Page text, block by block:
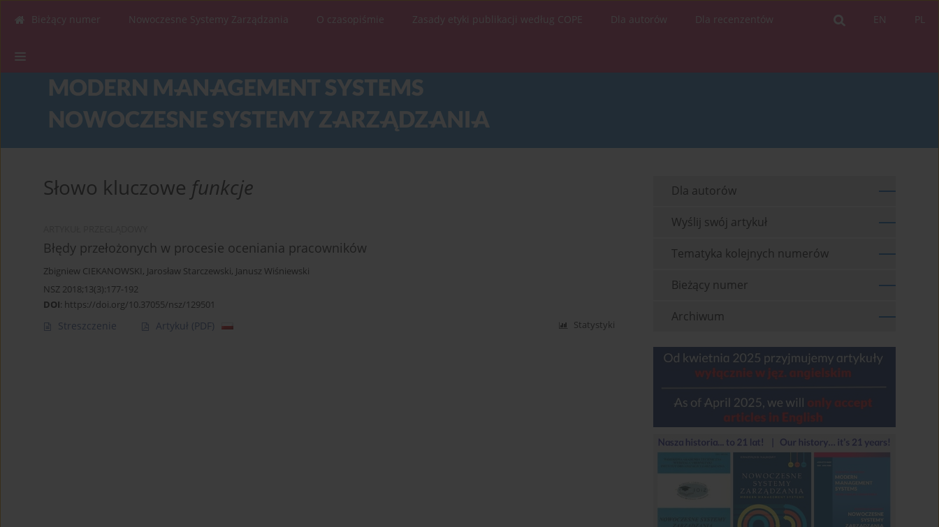
PL
EN
Bieżący numer Nowoczesne Systemy Zarządzania O czasopiśmie Zasady etyki publikacji według COPE Dla autorów Dla recenzentów
Słowo kluczowe funkcje
Błędy przełożonych w procesie oceniania pracowników
Zbigniew CIEKANOWSKI, Jarosław Starczewski, Janusz Wiśniewski
NSZ 2018;13(3):177-192
DOI: https://doi.org/10.37055/nsz/129501
Streszczenie Artykuł (PDF) Statystyki
Dla autorów
Wyślij swój artykuł
Tematyka kolejnych numerów
Bieżący numer
Archiwum